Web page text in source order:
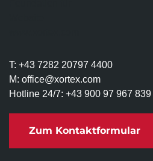
T: +43 7282 20797 4400
M: office@xortex.com
Hotline 24/7: +43 900 97 967 839
Zum Kontaktformular